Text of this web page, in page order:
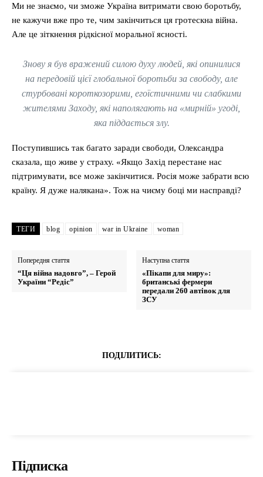
Ми не знаємо, чи зможе Україна витримати свою боротьбу,
не кажучи вже про те, чим закінчиться ця гротескна війна.
Але це зіткнення рідкісної моральної ясності.
Знову я був вражений силою духу людей, які опинилися
на передовій цієї глобальної боротьби за свободу, але
стурбовані короткозорими, егоїстичними чи слабкими
жителями Заходу, які наполягають на «мирній» угоді,
яка піддається злу.
Поступившись так багато заради свободи, Олександра
сказала, що живе у страху. «Якщо Захід перестане нас
підтримувати, все може закінчитися. Росія може забрати всю
країну. Я дуже налякана». Тож на чиєму боці ми насправді?
ТЕГИ blog opinion war in Ukraine woman
Попередня стаття
“Ця війна надовго”, – Герой
України “Редіс”
Наступна стаття
«Пікапи для миру»:
британські фермери
передали 260 автівок для
ЗСУ
ПОДІЛИТИСЬ:
Підписка